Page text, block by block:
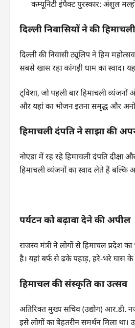
कम्यूनिटी इंपैक्ट पुरस्कार: अंशुल
दिल्ली निवासियों ने की
दिल्ली की निवासी ट्यूलिप ने हिम
सबसे खास रहा कांगड़ी धाम का स्वाद।
ट्विशा, जो पहली बार हिमाचली
और यहां का भोजन इतना समृद्ध और
हिमाचली दंपति ने साझा की
नोएडा में रह रहे हिमाचली दंपति
हिमाचली व्यंजनों का स्वाद लेते हैं बल्कि
पर्यटन को बढ़ावा देने की अपील
राजस्व मंत्री ने लोगों से हिमाचल प्रदेश
है। यहां बर्फ से ढके पहाड़, हरे-भरे घास
हिमाचल की संस्कृति का उत्सव
अतिरिक्त मुख्य सचिव (उद्योग) आर.डी.
इसे लोगों का बेहतरीन समर्थन मिला था।